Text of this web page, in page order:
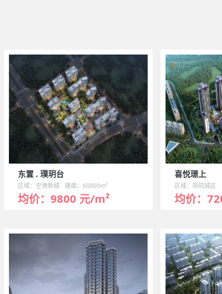
东置 . 璞玥台
区域：空港新城 建面：60000m²
均价：9800 元/m²
喜悦璟上
区域：简阳城区
均价：